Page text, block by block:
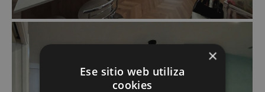
×
Ese sitio web utiliza
cookies